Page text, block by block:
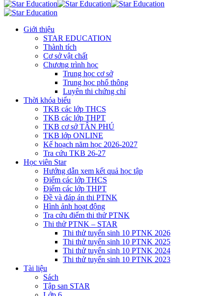
Giới thiệu
STAR EDUCATION
Thành tích
Cơ sở vật chất
Chương trình học
Trung học cơ sở
Trung học phổ thông
Luyên thi chứng chỉ
Thời khóa biểu
TKB các lớp THCS
TKB các lớp THPT
TKB cơ sở TÂN PHÚ
TKB lớp ONLINE
Kế hoạch năm học 2026-2027
Tra cứu TKB 26-27
Học viên Star
Hướng dẫn xem kết quả học tập
Điểm các lớp THCS
Điểm các lớp THPT
Đề và đáp án thi PTNK
Hình ảnh hoạt động
Tra cứu điểm thi thử PTNK
Thi thử PTNK – STAR
Thi thử tuyển sinh 10 PTNK 2026
Thi thử tuyển sinh 10 PTNK 2025
Thi thử tuyển sinh 10 PTNK 2024
Thi thử tuyển sinh 10 PTNK 2023
Tài liệu
Sách
Tập san STAR